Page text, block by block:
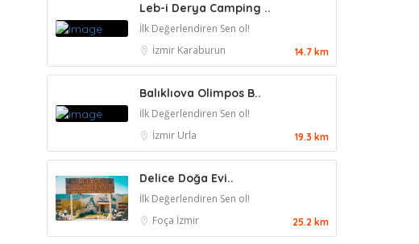
Leb-i Derya Camping ..
İlk Değerlendiren Sen ol!
İzmir Karaburun 14.7 km
Balıklıova Olimpos B..
İlk Değerlendiren Sen ol!
İzmir Urla 19.3 km
Delice Doğa Evi..
İlk Değerlendiren Sen ol!
Foça İzmir 25.2 km